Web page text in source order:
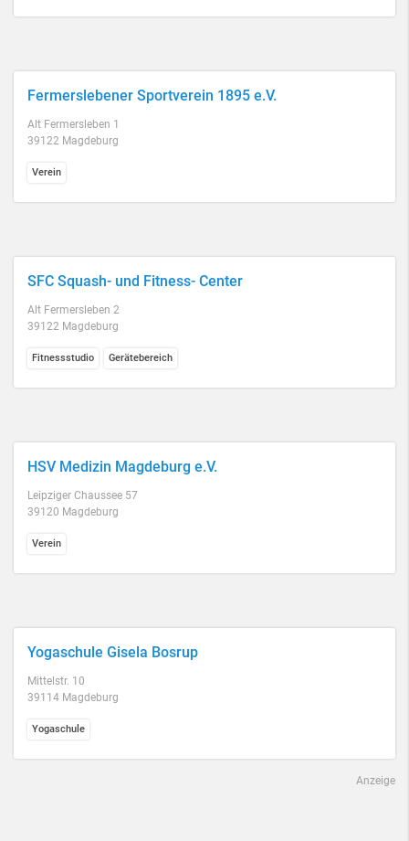
Fermerslebener Sportverein 1895 e.V.
Alt Fermersleben 1
39122 Magdeburg
Verein
SFC Squash- und Fitness- Center
Alt Fermersleben 2
39122 Magdeburg
Fitnessstudio Gerätebereich
HSV Medizin Magdeburg e.V.
Leipziger Chaussee 57
39120 Magdeburg
Verein
Yogaschule Gisela Bosrup
Mittelstr. 10
39114 Magdeburg
Yogaschule
Anzeige